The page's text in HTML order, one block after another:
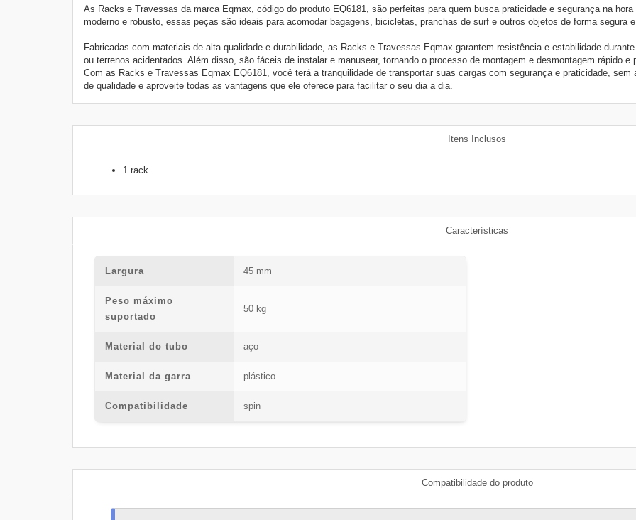
As Racks e Travessas da marca Eqmax, código do produto EQ6181, são perfeitas para quem busca praticidade e segurança na
moderno e robusto, essas peças são ideais para acomodar bagagens, bicicletas, pranchas de surf e outros objetos de forma segura
Fabricadas com materiais de alta qualidade e durabilidade, as Racks e Travessas Eqmax garantem resistência e estabilidade
ou terrenos acidentados. Além disso, são fáceis de instalar e manusear, tornando o processo de montagem e desmontagem rápido e
Com as Racks e Travessas Eqmax EQ6181, você terá a tranquilidade de transportar suas cargas com segurança e praticidade,
de qualidade e aproveite todas as vantagens que ele oferece para facilitar o seu dia a dia.
Itens Inclusos
1 rack
Características
Largura 45 mm
Peso máximo
suportado
50 kg
Material do tubo aço
Material da garra plástico
Compatibilidade spin
Compatibilidade do produto